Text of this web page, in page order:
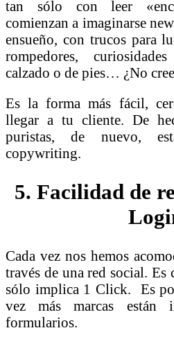
tan sólo con leer
comienzan a imaginarse
ensueño, con trucos para
rompedores,
calzado o de pies… ¿No
Es la forma más fácil,
llegar a tu cliente. De
puristas, de nuevo,
copywriting.
5. Facilidad de
Cada vez nos hemos
través de una red social.
sólo implica 1 Click. Es
vez más marcas están
formularios.